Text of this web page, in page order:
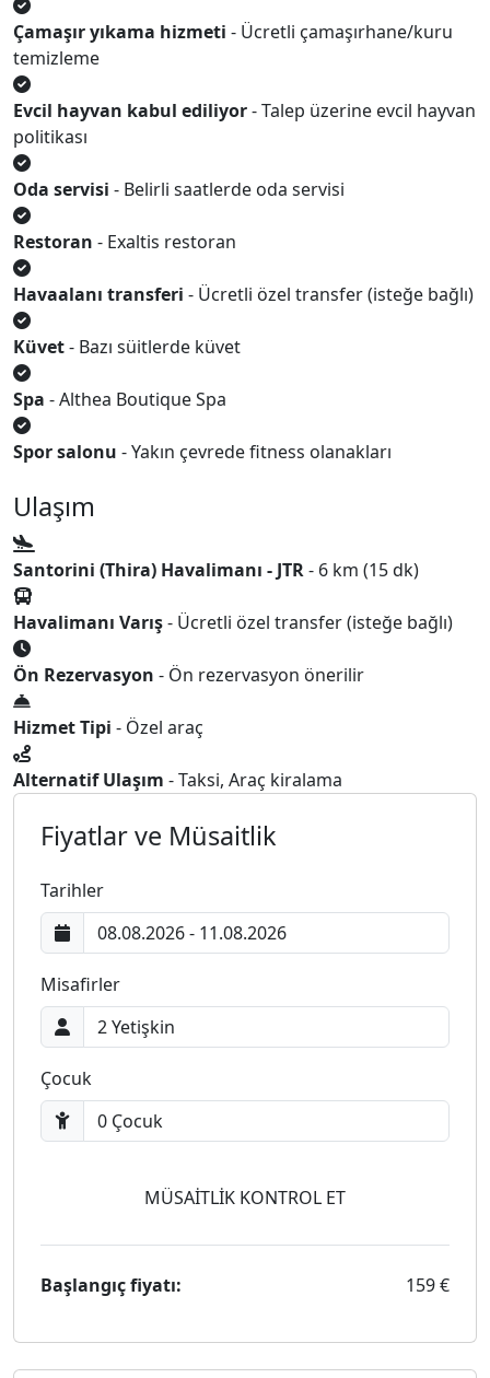
Çamaşır yıkama hizmeti - Ücretli çamaşırhane/kuru
temizleme
Evcil hayvan kabul ediliyor- Talep üzerine evcil hayvan
politikası
Oda servisi - Belirli saatlerde oda servisi
Restoran - Exaltis restoran
Havaalanı transferi - Ücretli özel transfer (isteğe bağlı)
Küvet- Bazı süitlerde küvet
Spa - Althea Boutique Spa
Spor salonu - Yakın çevrede fitness olanakları
Ulaşım
Santorini (Thira) Havalimanı - JTR- 6 km (15 dk)
Havalimanı Varış- Ücretli özel transfer (isteğe bağlı)
Ön Rezervasyon - Ön rezervasyon önerilir
Hizmet Tipi - Özel araç
Alternatif Ulaşım - Taksi, Araç kiralama
Fiyatlar ve Müsaitlik
Tarihler
Misafirler
Çocuk
MÜSAİTLİK KONTROL ET
Başlangıç fiyatı: 159 €